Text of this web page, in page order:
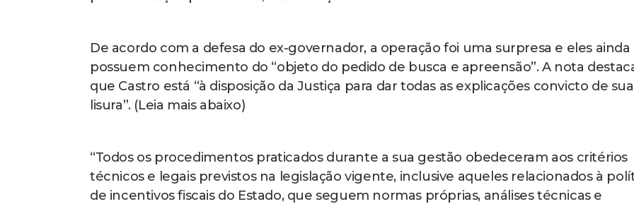
De acordo com a defesa do ex-governador, a operação foi uma surpresa e eles ainda
possuem conhecimento do “objeto do pedido de busca e apreensão”. A nota
que Castro está “à disposição da Justiça para dar todas as explicações convicto de sua
lisura”. (Leia mais abaixo)
“Todos os procedimentos praticados durante a sua gestão obedeceram aos critérios
técnicos e legais previstos na legislação vigente, inclusive aqueles relacionados à
de incentivos fiscais do Estado, que seguem normas próprias, análises técnicas e